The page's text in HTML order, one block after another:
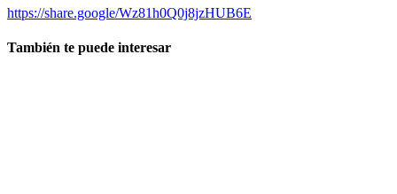
https://share.google/Wz81h0Q0j8jzHUB6E
También te puede interesar